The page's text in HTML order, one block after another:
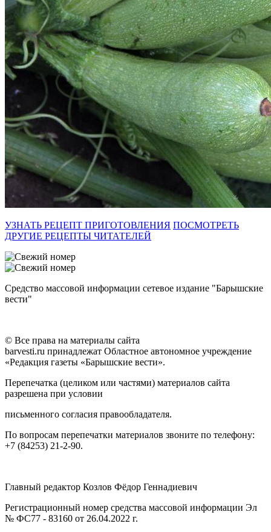
УЗНАТЬ РЕЦЕПТ ПРИГОТОВЛЕНИЯ ПОСМОТРЕТЬ
ДРУГИЕ РЕЦЕПТЫ ЧИТАТЕЛЕЙ
Средство массовой информации сетевое издание "Барышские
вести"
© Все права на материалы сайта
barvesti.ru принадлежат Областное автономное учреждение
«Редакция газеты «Барышские вести».
Перепечатка (целиком или частями) материалов сайта
разрешена при условии
письменного согласия правообладателя.
По вопросам перепечатки материалов звоните по телефону:
+7 (84253) 21-2-90.
Главный редактор Козлов Фёдор Геннадиевич
Регистрационный номер средства массовой информации Эл
№ ФС77 - 83160 от 26.04.2022 г.